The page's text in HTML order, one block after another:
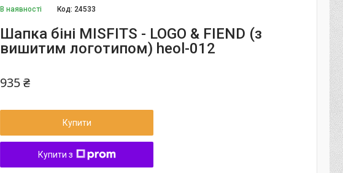
В наявності Код: 24533
Шапка біні MISFITS - LOGO & FIEND (з
вишитим логотипом) heol-012
935 ₴
Купити
Купити з